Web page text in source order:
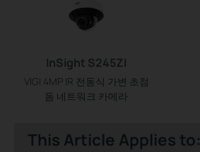
InSight S245ZI
VIGI 4MP IR 전동식 가변 초점
돔 네트워크 카메라
This Article Applies to: